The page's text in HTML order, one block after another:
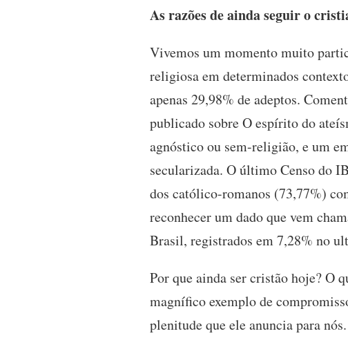
As razões de ainda seguir o
Vivemos um momento muito
religiosa em determinados
apenas 29,98% de adeptos.
publicado sobre O espírito do
agnóstico ou sem-religião, e um
secularizada. O último Censo do
dos católico-romanos (73,77%)
reconhecer um dado que vem
Brasil, registrados em 7,28% no
Por que ainda ser cristão hoje? O
magnífico exemplo de
plenitude que ele anuncia para